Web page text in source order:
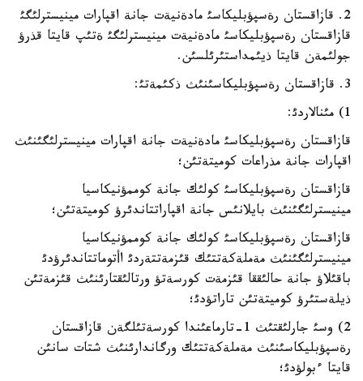
2. قازاقستان رةسپؤبليكاسئ مادةنيةت جانة اقپارات مينيسترلئگئ
قازاقستان رةسپؤبليكاسئ مادةنيةت مينيسترلئگئ ةتئپ قايتا قذرؤ
جولئمةن قايتا ذيئمداستئرئلسئن.
3. قازاقستان رةسپؤبليكاسئنئث ذكئمةتئ:
1) مئنالاردئ:
قازاقستان رةسپؤبليكاسئ مادةنيةت جانة اقپارات مينيسترلئگئنئث
اقپارات جانة مذراعات كوميتةتئن؛
قازاقستان رةسپؤبليكاسئ كولئك جانة كوممؤنيكاسيا
مينيسترلئگئنئث بايلانئس جانة اقپاراتتاندئرؤ كوميتةتئن؛
قازاقستان رةسپؤبليكاسئ كولئك جانة كوممؤنيكاسيا
مينيسترلئگئنئث مةملةكةتتئك قئزمةتتةردئ اأتوماتتاندئرؤدئ
باقئلاؤ جانة حالئققا قئزمةت كورسةتؤ ورتالئقتارئنئث قئزمةتئن
ذيلةستئرؤ كوميتةتئن تاراتؤدئ؛
2) وسئ جارلئقتئث 1-تارماعئندا كورسةتئلگةن قازاقستان
رةسپؤبليكاسئنئث مةملةكةتتئك ورگاندارئنئث شتات سانئن
قايتا ءبولؤدئ؛